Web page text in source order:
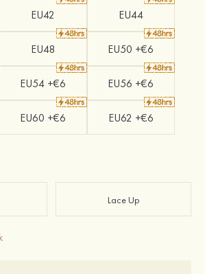
EU42 EU44
EU48 EU50 +€6
EU54 +€6 EU56 +€6
EU60 +€6 EU62 +€6
Lace Up